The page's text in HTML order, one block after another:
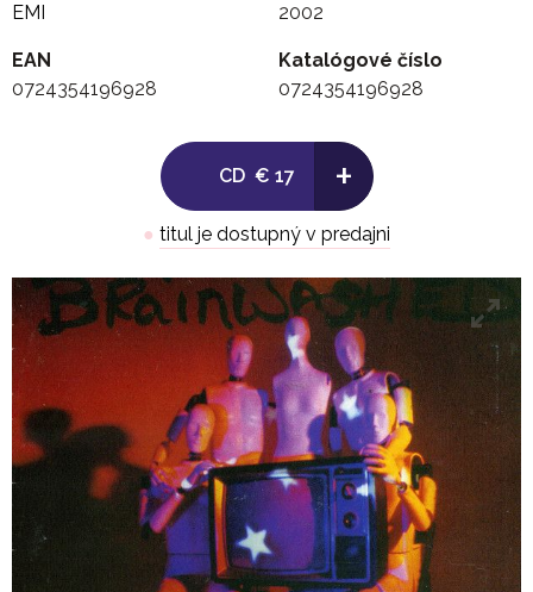
EMI
2002
EAN
0724354196928
Katalógové číslo
0724354196928
CD € 17 +
● titul je dostupný v predajni